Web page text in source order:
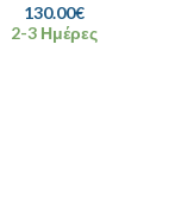
130.00€
2-3 Ημέρες